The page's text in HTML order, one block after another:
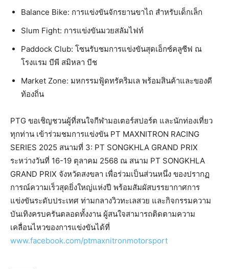
Balance Bike: การแข่งขันจักรยานขาไถ สำหรับเด็กเล็ก
Slum Fight: การแข่งขันมวยสลัมไฟท์
Paddock Club: โซนรับชมการแข่งขันสุดเอ็กซ์คลูซีฟ ณ
โรงแรม บีพี สมิหลา บีช
Market Zone: มหกรรมฟู้ดทรัคริมเล พร้อมสินค้าและของดี
ท้องถิ่น
PTG ขอเชิญชวนผู้ที่สนใจกีฬามอเตอร์สปอร์ต และนักท่องเที่ยว
ทุกท่าน เข้าร่วมชมการแข่งขัน PT MAXNITRON RACING
SERIES 2025 สนามที่ 3: PT SONGKHLA GRAND PRIX
ระหว่างวันที่ 16-19 ตุลาคม 2568 ณ สนาม PT SONGKHLA
GRAND PRIX จังหวัดสงขลา เพื่อร่วมเป็นส่วนหนึ่ง ของปรากฏ
การณ์ความเร็วสุดยิ่งใหญ่แห่งปี พร้อมสัมผัสบรรยากาศการ
แข่งขันระดับประเทศ ท่ามกลางวิวทะเลสวย และกิจกรรมความ
บันเทิงครบครันตลอดทั้งงาน ผู้สนใจสามารถติดตามความ
เคลื่อนไหวของการแข่งขันได้ที่
www.facebook.com/ptmaxnitronmotorsport